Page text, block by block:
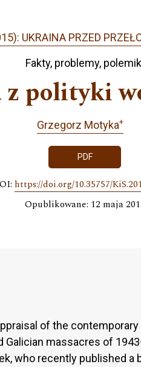
UKRAINA PRZED
Fakty, problemy,
z polityki
Grzegorz Motyka+
PDF
https://doi.org/10.35757/
Opublikowane: 12 maja
of the contemporary
Galician massacres of
who recently published a